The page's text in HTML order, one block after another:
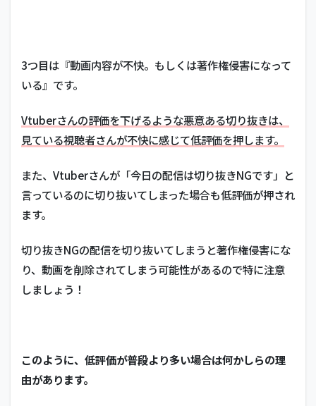
3つ目は『動画内容が不快。もしくは著作権侵害になって
いる』です。
Vtuberさんの評価を下げるような悪意ある切り抜きは、
見ている視聴者さんが不快に感じて低評価を押します。
また、Vtuberさんが「今日の配信は切り抜きNGです」と
言っているのに切り抜いてしまった場合も低評価が押され
ます。
切り抜きNGの配信を切り抜いてしまうと著作権侵害にな
り、動画を削除されてしまう可能性があるので特に注意
しましょう！
このように、低評価が普段より多い場合は何かしらの理
由があります。